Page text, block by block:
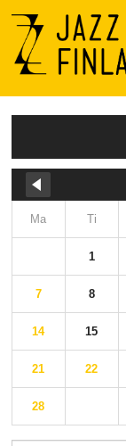
Menu
Ma Ti
1
7 8
14 15
21 22
28